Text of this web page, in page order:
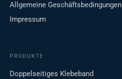
Allgemeine Geschäftsbedingungen
Impressum
PRODUKTE
Doppelseitiges Klebeband